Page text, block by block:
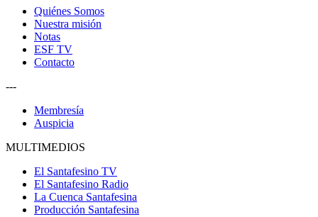
Quiénes Somos
Nuestra misión
Notas
ESF TV
Contacto
---
Membresía
Auspicia
MULTIMEDIOS
El Santafesino TV
El Santafesino Radio
La Cuenca Santafesina
Producción Santafesina